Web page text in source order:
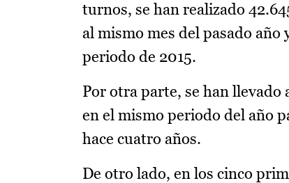
turnos, se han realizado
al mismo mes del pasado año
periodo de 2015.
Por otra parte, se han llevado
en el mismo periodo del año
hace cuatro años.
De otro lado, en los cinco